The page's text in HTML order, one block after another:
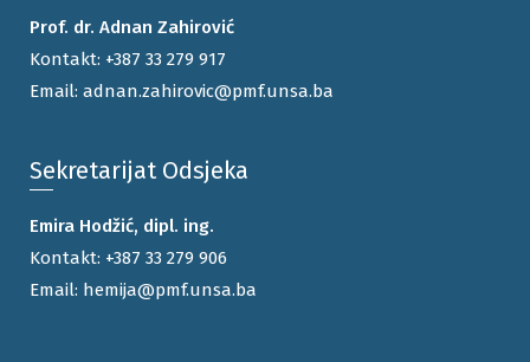
Prof. dr. Adnan Zahirović
Kontakt: +387 33 279 917
Email: adnan.zahirovic@pmf.unsa.ba
Sekretarijat Odsjeka
Emira Hodžić, dipl. ing.
Kontakt: +387 33 279 906
Email: hemija@pmf.unsa.ba